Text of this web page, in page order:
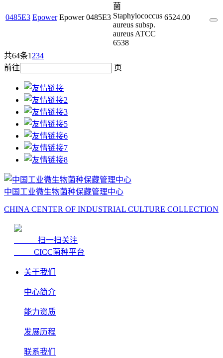
0485E3 Epower Epower 0485E3
菌
Staphylococcus
aureus subsp.
aureus ATCC
6538
6524.00
共64条1 234
前往
页
中国工业微生物菌种保藏管理中心
CHINA CENTER OF INDUSTRIAL CULTURE COLLECTION
扫一扫关注
CICC菌种平台
关于我们
中心简介
能力资质
发展历程
联系我们